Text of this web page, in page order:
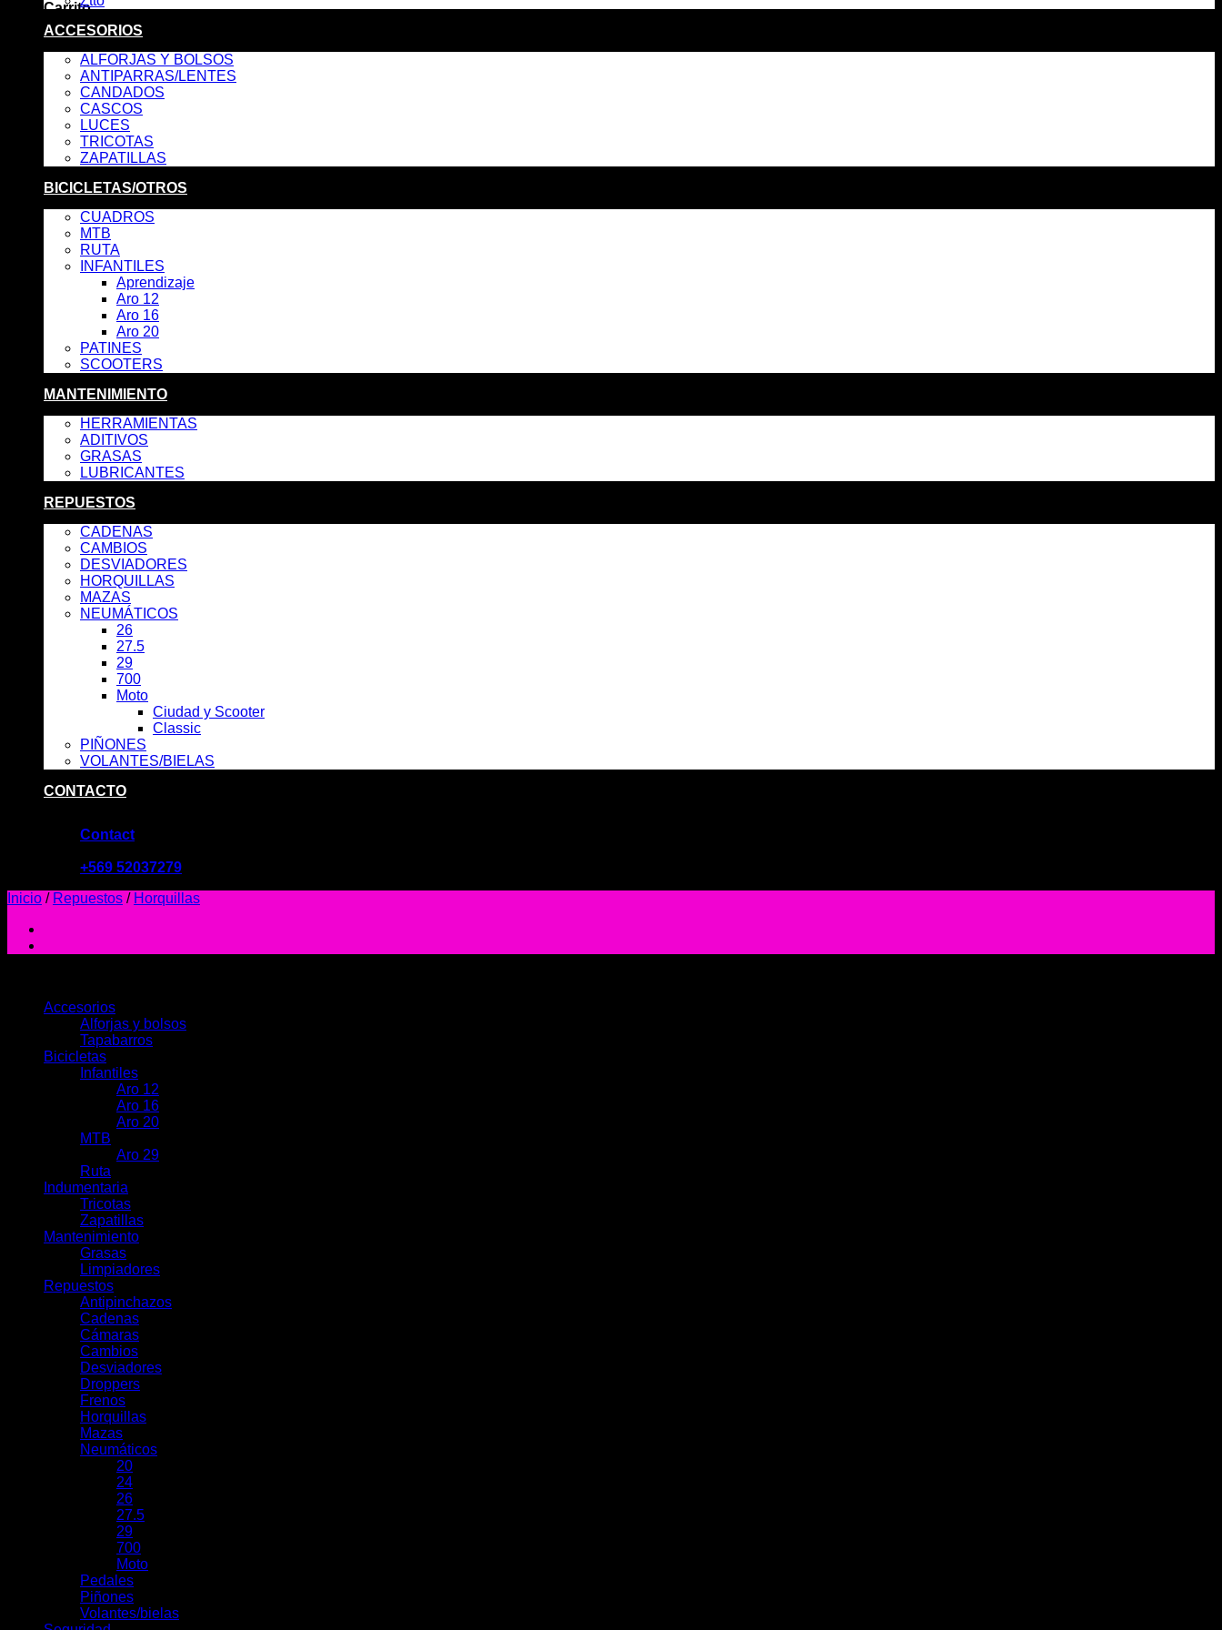
Carrito
ACCESORIOS
ALFORJAS Y BOLSOS
ANTIPARRAS/LENTES
CANDADOS
CASCOS
LUCES
TRICOTAS
ZAPATILLAS
BICICLETAS/OTROS
CUADROS
MTB
RUTA
INFANTILES
Aprendizaje
Aro 12
Aro 16
Aro 20
PATINES
SCOOTERS
MANTENIMIENTO
HERRAMIENTAS
ADITIVOS
GRASAS
LUBRICANTES
REPUESTOS
CADENAS
CAMBIOS
DESVIADORES
HORQUILLAS
MAZAS
NEUMÁTICOS
26
27.5
29
700
Moto
Ciudad y Scooter
Classic
PIÑONES
VOLANTES/BIELAS
CONTACTO
Contact
+569 52037279
Inicio / Repuestos / Horquillas
Accesorios
Alforjas y bolsos
Tapabarros
Bicicletas
Infantiles
Aro 12
Aro 16
Aro 20
MTB
Aro 29
Ruta
Indumentaria
Tricotas
Zapatillas
Mantenimiento
Grasas
Limpiadores
Repuestos
Antipinchazos
Cadenas
Cámaras
Cambios
Desviadores
Droppers
Frenos
Horquillas
Mazas
Neumáticos
20
24
26
27.5
29
700
Moto
Pedales
Piñones
Volantes/bielas